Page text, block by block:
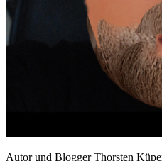
Autor und Blogger Thorsten